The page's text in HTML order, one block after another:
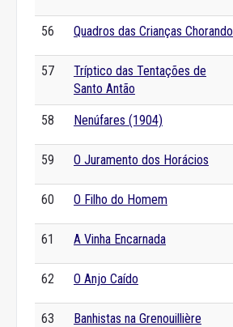
56 Quadros das Crianças Chorando
57
Tríptico das Tentações de
Santo Antão
58 Nenúfares (1904)
59 O Juramento dos Horácios
60 O Filho do Homem
61 A Vinha Encarnada
62 O Anjo Caído
63 Banhistas na Grenouillière